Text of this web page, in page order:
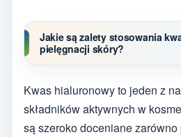
Jakie są zalety stosowania
pielęgnacji skóry?
Kwas hialuronowy to jeden z
składników aktywnych w
są szeroko doceniane